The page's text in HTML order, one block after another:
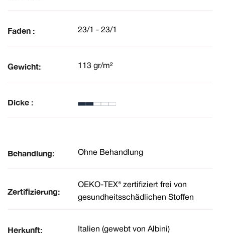
Faden : 23/1 - 23/1
Gewicht: 113 gr/m²
Dicke :
Behandlung: Ohne Behandlung
Zertifizierung:
OEKO-TEX® zertifiziert frei von
gesundheitsschädlichen Stoffen
Herkunft: Italien (gewebt von Albini)